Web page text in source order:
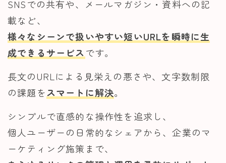
SNSでの共有や、メールマガジン・資料への記
載など、
様々なシーンで扱いやすい短いURLを瞬時に生
成できるサービス です。
長文のURLによる見栄えの悪さや、文字数制限
の課題をスマートに解決。
シンプルで直感的な操作性を追求し、
個人ユーザーの日常的なシェアから、企業のマ
ーケティング施策まで、